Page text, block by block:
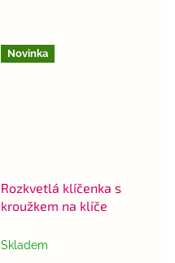
Novinka
Rozkvetlá klíčenka s
kroužkem na klíče
Skladem